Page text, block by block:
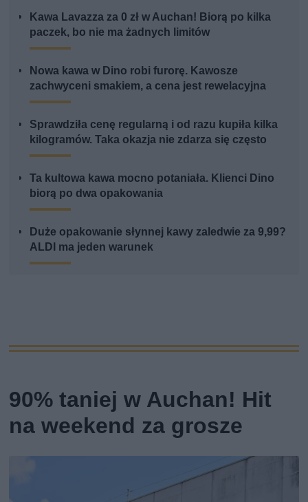
Kawa Lavazza za 0 zł w Auchan! Biorą po kilka
paczek, bo nie ma żadnych limitów
Nowa kawa w Dino robi furorę. Kawosze
zachwyceni smakiem, a cena jest rewelacyjna
Sprawdziła cenę regularną i od razu kupiła kilka
kilogramów. Taka okazja nie zdarza się często
Ta kultowa kawa mocno potaniała. Klienci Dino
biorą po dwa opakowania
Duże opakowanie słynnej kawy zaledwie za 9,99?
ALDI ma jeden warunek
90% taniej w Auchan! Hit
na weekend za grosze